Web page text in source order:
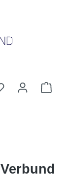
Du hast 0